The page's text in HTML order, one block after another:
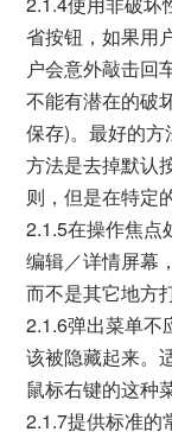
省按钮，如果用
户会意外敲击回
不能有潜在的破
保存)。最好的
方法是去掉默认
则，但是在特定
2.1.5在操作焦点
编辑／详情屏幕
而不是其它地方
2.1.6弹出菜单不
该被隐藏起来。
鼠标右键的这种
2.1.7提供标准的